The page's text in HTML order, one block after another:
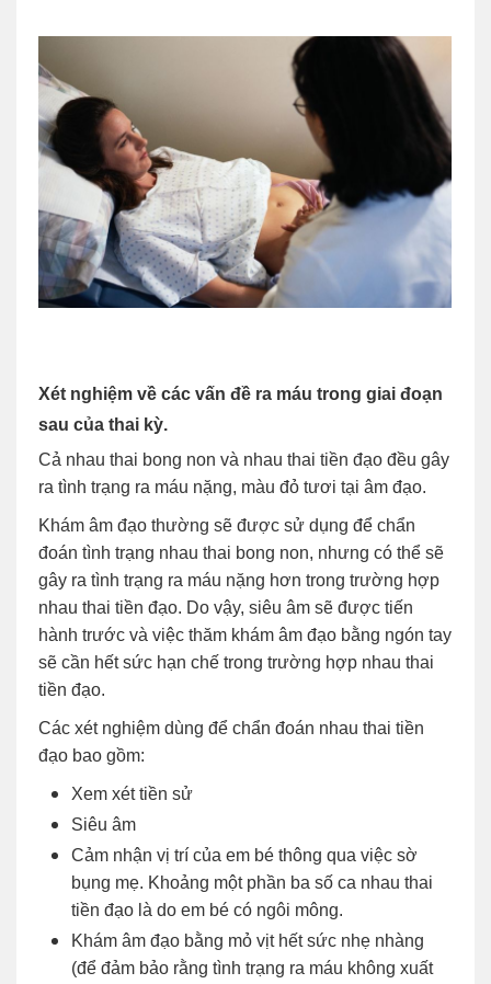
Xét nghiệm về các vấn đề ra máu trong giai đoạn
sau của thai kỳ.
Cả nhau thai bong non và nhau thai tiền đạo đều gây
ra tình trạng ra máu nặng, màu đỏ tươi tại âm đạo.
Khám âm đạo thường sẽ được sử dụng để chẩn
đoán tình trạng nhau thai bong non, nhưng có thể sẽ
gây ra tình trạng ra máu nặng hơn trong trường hợp
nhau thai tiền đạo. Do vậy, siêu âm sẽ được tiến
hành trước và việc thăm khám âm đạo bằng ngón tay
sẽ cần hết sức hạn chế trong trường hợp nhau thai
tiền đạo.
Các xét nghiệm dùng để chẩn đoán nhau thai tiền
đạo bao gồm:
Xem xét tiền sử
Siêu âm
Cảm nhận vị trí của em bé thông qua việc sờ
bụng mẹ. Khoảng một phần ba số ca nhau thai
tiền đạo là do em bé có ngôi mông.
Khám âm đạo bằng mỏ vịt hết sức nhẹ nhàng
(để đảm bảo rằng tình trạng ra máu không xuất